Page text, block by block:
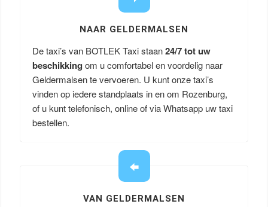
NAAR GELDERMALSEN
De taxi’s van BOTLEK Taxi staan24/7 tot uw
beschikking om u comfortabel en voordelig naar
Geldermalsen te vervoeren. U kunt onze taxi’s
vinden op iedere standplaats in en om Rozenburg,
of u kunt telefonisch, online of via Whatsapp uw taxi
bestellen.
VAN GELDERMALSEN